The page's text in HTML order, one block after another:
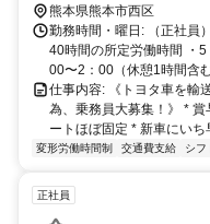
熊本県熊本市西区
勤務時間・曜日: （正社員
40時間の所定労働時間 ・
00〜2：00（休憩1時間含
仕事内容: 《トヨタ車を輸
為、乗務員大募集！》 *
ートほぼ固定 * 新車にい
変形労働時間制 交通費支給 シフ
正社員